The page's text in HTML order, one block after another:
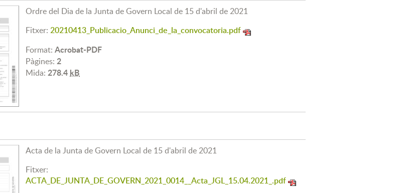
Ordre del Dia de la Junta de Govern Local de 15 d'abril de 2021
Fitxer: 20210413_Publicacio_Anunci_de_la_convocatoria.pdf
Format: Acrobat-PDF
Pàgines: 2
Mida: 278.4 kB
Acta de la Junta de Govern Local de 15 d'abril de 2021
Fitxer:
ACTA_DE_JUNTA_DE_GOVERN_2021_0014__Acta_JGL_15.04.2021_.pdf